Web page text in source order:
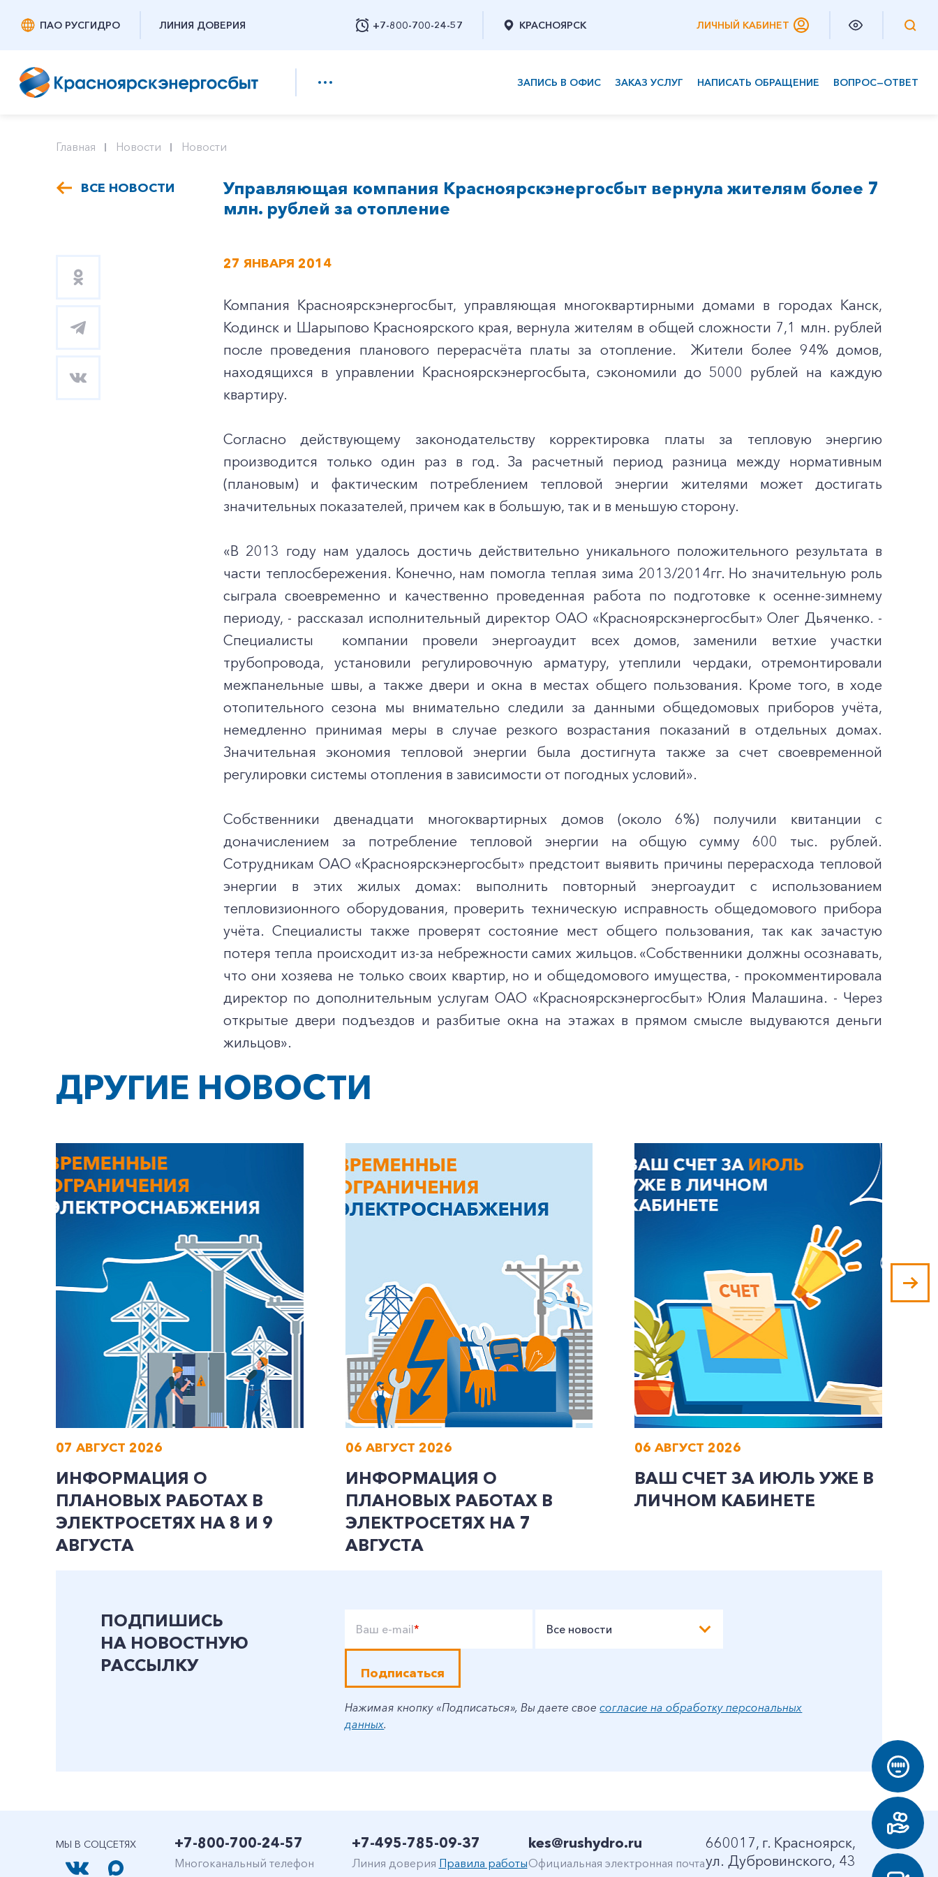
ПАО РУСГИДРО ЛИНИЯ ДОВЕРИЯ +7-800-700-24-57
Заказать обратный звонок
КРАСНОЯРСК ЛИЧНЫЙ КАБИНЕТ
ЗАПИСЬ В ОФИС ЗАКАЗ УСЛУГ НАПИСАТЬ ОБРАЩЕНИЕ ВОПРОС—ОТВЕТ
Заказать обратный звонок
Корпоративным клиентам
Главная Новости Новости
ВСЕ НОВОСТИ
Управляющая компания Красноярскэнергосбыт вернула жителям более 7
млн. рублей за отопление
27 ЯНВАРЯ 2014
Компания Красноярскэнергосбыт, управляющая многоквартирными домами в городах Канск,
Кодинск и Шарыпово Красноярского края, вернула жителям в общей сложности 7,1 млн. рублей
после проведения планового перерасчёта платы за отопление. Жители более 94% домов,
находящихся в управлении Красноярскэнергосбыта, сэкономили до 5000 рублей на каждую
квартиру.
Согласно действующему законодательству корректировка платы за тепловую энергию
производится только один раз в год. За расчетный период разница между нормативным
(плановым) и фактическим потреблением тепловой энергии жителями может достигать
значительных показателей, причем как в большую, так и в меньшую сторону.
«В 2013 году нам удалось достичь действительно уникального положительного результата в
части теплосбережения. Конечно, нам помогла теплая зима 2013/2014гг. Но значительную роль
сыграла своевременно и качественно проведенная работа по подготовке к осенне-зимнему
периоду, - рассказал исполнительный директор ОАО «Красноярскэнергосбыт» Олег Дьяченко. -
Специалисты компании провели энергоаудит всех домов, заменили ветхие участки
трубопровода, установили регулировочную арматуру, утеплили чердаки, отремонтировали
межпанельные швы, а также двери и окна в местах общего пользования. Кроме того, в ходе
отопительного сезона мы внимательно следили за данными общедомовых приборов учёта,
немедленно принимая меры в случае резкого возрастания показаний в отдельных домах.
Значительная экономия тепловой энергии была достигнута также за счет своевременной
регулировки системы отопления в зависимости от погодных условий».
Собственники двенадцати многоквартирных домов (около 6%) получили квитанции с
доначислением за потребление тепловой энергии на общую сумму 600 тыс. рублей.
Сотрудникам ОАО «Красноярскэнергосбыт» предстоит выявить причины перерасхода тепловой
энергии в этих жилых домах: выполнить повторный энергоаудит с использованием
тепловизионного оборудования, проверить техническую исправность общедомового прибора
учёта. Специалисты также проверят состояние мест общего пользования, так как зачастую
потеря тепла происходит из-за небрежности самих жильцов. «Собственники должны осознавать,
что они хозяева не только своих квартир, но и общедомового имущества, - прокомментировала
директор по дополнительным услугам ОАО «Красноярскэнергосбыт» Юлия Малашина. - Через
открытые двери подъездов и разбитые окна на этажах в прямом смысле выдуваются деньги
жильцов».
ДРУГИЕ НОВОСТИ
07 АВГУСТ 2026
ИНФОРМАЦИЯ О
ПЛАНОВЫХ РАБОТАХ В
ЭЛЕКТРОСЕТЯХ НА 8 И 9
АВГУСТА
06 АВГУСТ 2026
ИНФОРМАЦИЯ О
ПЛАНОВЫХ РАБОТАХ В
ЭЛЕКТРОСЕТЯХ НА 7
АВГУСТА
06 АВГУСТ 2026
ВАШ СЧЕТ ЗА ИЮЛЬ УЖЕ В
ЛИЧНОМ КАБИНЕТЕ
ПОДПИШИСЬ
НА НОВОСТНУЮ
РАССЫЛКУ
Ваш e-mail* Все новости
Подписаться
Нажимая кнопку «Подписаться», Вы даете своесогласие на обработку персональных
данных.
МЫ В СОЦСЕТЯХ +7-800-700-24-57
Многоканальный телефон
+7-495-785-09-37
Линия доверия Правила работы
kes@rushydro.ru
Официальная электронная почта
660017, г. Красноярск,
ул. Дубровинского, 43